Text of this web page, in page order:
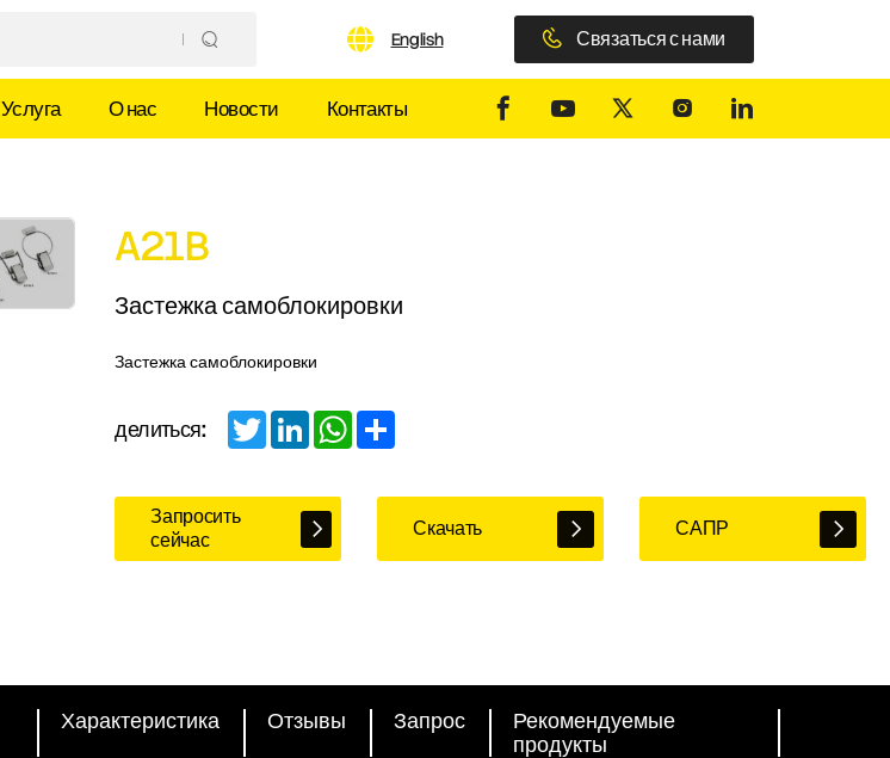
English Связаться с нами
Услуга О нас Новости Контакты
A21B
Застежка самоблокировки
Застежка самоблокировки
делиться: TwitterLinkedInWhatsApp
Share
Запросить
сейчас
Скачать САПР
Характеристика Отзывы Запрос
Рекомендуемые
продукты